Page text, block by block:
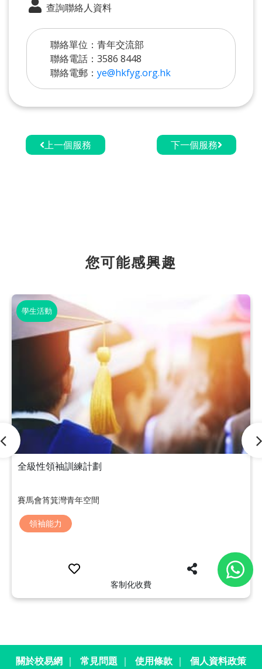
查詢聯絡人資料
聯絡單位：青年交流部
聯絡電話：3586 8448
聯絡電郵： ye@hkfyg.org.hk
上一個服務 下一個服務
您可能感興趣
學生活動
全級性領袖訓練計劃
賽馬會筲箕灣青年空間
領袖能力
客制化收費
關於校易網 ｜ 常見問題 ｜ 使用條款 ｜ 個人資料政策